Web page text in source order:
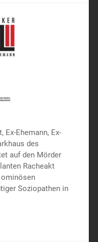
Ex-Ehemann, Ex-
des
auf den Mörder
Racheakt
Soziopathen in